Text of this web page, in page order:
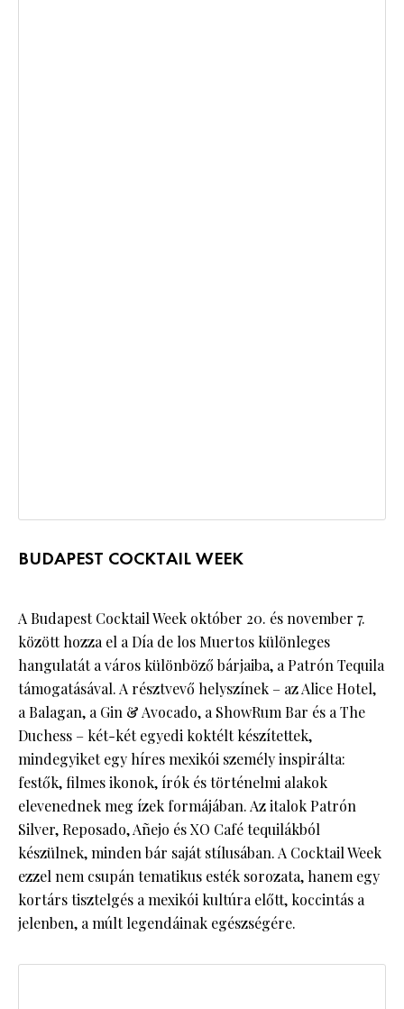
BUDAPEST COCKTAIL WEEK
A Budapest Cocktail Week október 20. és november 7.
között hozza el a Día de los Muertos különleges
hangulatát a város különböző bárjaiba, a Patrón Tequila
támogatásával. A résztvevő helyszínek – az Alice Hotel,
a Balagan, a Gin & Avocado, a ShowRum Bar és a The
Duchess – két-két egyedi koktélt készítettek,
mindegyiket egy híres mexikói személy inspirálta:
festők, filmes ikonok, írók és történelmi alakok
elevenednek meg ízek formájában. Az italok Patrón
Silver, Reposado, Añejo és XO Café tequilákból
készülnek, minden bár saját stílusában. A Cocktail Week
ezzel nem csupán tematikus esték sorozata, hanem egy
kortárs tisztelgés a mexikói kultúra előtt, koccintás a
jelenben, a múlt legendáinak egészségére.